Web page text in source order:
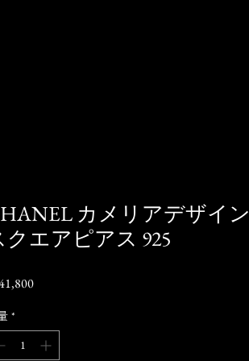
カメリアデザイン
クエアピアス 925
価
*